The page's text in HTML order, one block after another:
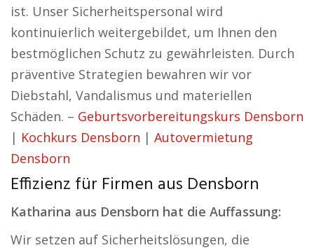
ist. Unser Sicherheitspersonal wird
kontinuierlich weitergebildet, um Ihnen den
bestmöglichen Schutz zu gewährleisten. Durch
präventive Strategien bewahren wir vor
Diebstahl, Vandalismus und materiellen
Schäden. – Geburtsvorbereitungskurs Densborn
| Kochkurs Densborn | Autovermietung
Densborn
Effizienz für Firmen aus Densborn
Katharina aus Densborn hat die Auffassung:
Wir setzen auf Sicherheitslösungen, die